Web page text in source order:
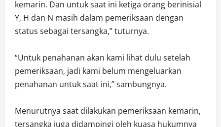
kemarin. Dan untuk saat ini ketiga orang berinisial
Y, H dan N masih dalam pemeriksaan dengan
status sebagai tersangka,” tuturnya.
“Untuk penahanan akan kami lihat dulu setelah
pemeriksaan, jadi kami belum mengeluarkan
penahanan untuk saat ini,” sambungnya.
Menurutnya saat dilakukan pemeriksaan kemarin,
tersangka juga didampingi oleh kuasa hukumnya